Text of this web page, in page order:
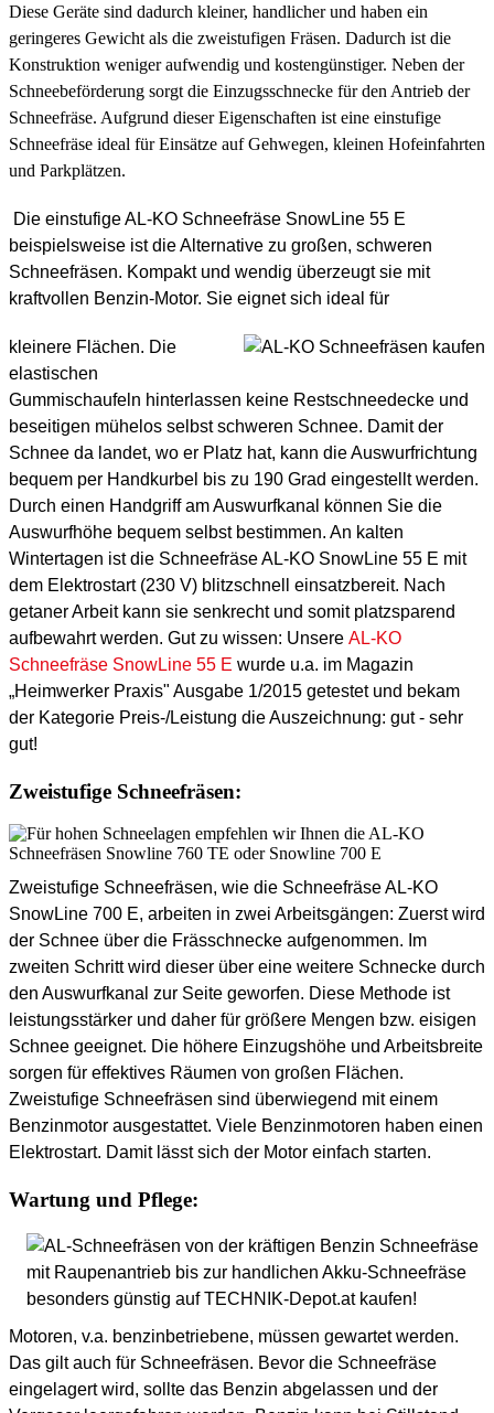
Diese Geräte sind dadurch kleiner, handlicher und haben ein
geringeres Gewicht als die zweistufigen Fräsen. Dadurch ist die
Konstruktion weniger aufwendig und kostengünstiger. Neben der
Schneebeförderung sorgt die Einzugsschnecke für den Antrieb der
Schneefräse. Aufgrund dieser Eigenschaften ist eine einstufige
Schneefräse ideal für Einsätze auf Gehwegen, kleinen Hofeinfahrten
und Parkplätzen.
Die einstufige AL-KO Schneefräse SnowLine 55 E
beispielsweise ist die Alternative zu großen, schweren
Schneefräsen. Kompakt und wendig überzeugt sie mit
kraftvollen Benzin-Motor. Sie eignet sich ideal für
kleinere Flächen. Die
elastischen
Gummischaufeln hinterlassen keine Restschneedecke und
beseitigen mühelos selbst schweren Schnee. Damit der
Schnee da landet, wo er Platz hat, kann die Auswurfrichtung
bequem per Handkurbel bis zu 190 Grad eingestellt werden.
Durch einen Handgriff am Auswurfkanal können Sie die
Auswurfhöhe bequem selbst bestimmen. An kalten
Wintertagen ist die Schneefräse AL-KO SnowLine 55 E mit
dem Elektrostart (230 V) blitzschnell einsatzbereit. Nach
getaner Arbeit kann sie senkrecht und somit platzsparend
aufbewahrt werden. Gut zu wissen: Unsere AL-KO
Schneefräse SnowLine 55 E wurde u.a. im Magazin
„Heimwerker Praxis" Ausgabe 1/2015 getestet und bekam
der Kategorie Preis-/Leistung die Auszeichnung: gut - sehr
gut!
Zweistufige Schneefräsen:
Zweistufige Schneefräsen, wie die Schneefräse AL-KO
SnowLine 700 E, arbeiten in zwei Arbeitsgängen: Zuerst wird
der Schnee über die Frässchnecke aufgenommen. Im
zweiten Schritt wird dieser über eine weitere Schnecke durch
den Auswurfkanal zur Seite geworfen. Diese Methode ist
leistungsstärker und daher für größere Mengen bzw. eisigen
Schnee geeignet. Die höhere Einzugshöhe und Arbeitsbreite
sorgen für effektives Räumen von großen Flächen.
Zweistufige Schneefräsen sind überwiegend mit einem
Benzinmotor ausgestattet. Viele Benzinmotoren haben einen
Elektrostart. Damit lässt sich der Motor einfach starten.
Wartung und Pflege:
Motoren, v.a. benzinbetriebene, müssen gewartet werden.
Das gilt auch für Schneefräsen. Bevor die Schneefräse
eingelagert wird, sollte das Benzin abgelassen und der